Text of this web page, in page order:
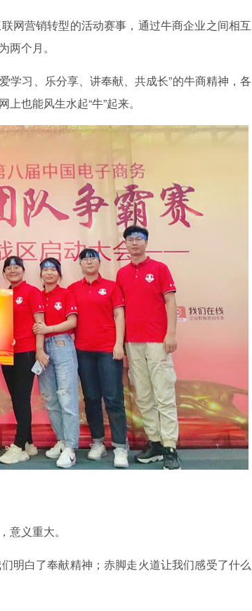
网营销转型的活动赛事，通过牛商企业之间相互
个月。
学习、乐分享、讲奉献、共成长”的牛商精神，各
也能风生水起“牛”起来。
义重大。
明白了奉献精神；赤脚走火道让我们感受了什么